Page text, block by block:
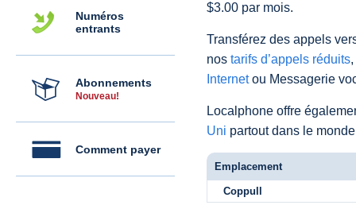
Numéros
entrants
Abonnements
Nouveau!
Comment payer
$3.00 par mois.
Transférez des appels
nos tarifs d’appels réduits
Internetou Messagerie
Localphone offre
Uni partout dans le
Emplacement
Coppull